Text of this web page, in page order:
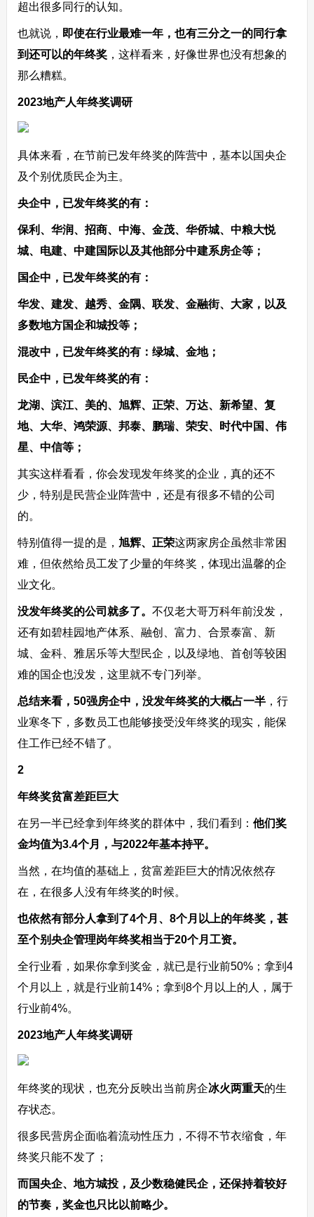
超出很多同行的认知。
也就说， 即使在行业最难一年，也有三分之一的同行拿
到还可以的年终奖，这样看来，好像世界也没有想象的
那么糟糕。
2023地产人年终奖调研
具体来看，在节前已发年终奖的阵营中，基本以国央企
及个别优质民企为主。
央企中，已发年终奖的有：
保利、华润、招商、中海、金茂、华侨城、中粮大悦
城、电建、中建国际以及其他部分中建系房企等；
国企中，已发年终奖的有：
华发、建发、越秀、金隅、联发、金融街、大家，以及
多数地方国企和城投等；
混改中，已发年终奖的有：绿城、金地；
民企中，已发年终奖的有：
龙湖、滨江、美的、旭辉、正荣、万达、新希望、复
地、大华、鸿荣源、邦泰、鹏瑞、荣安、时代中国、伟
星、中信等；
其实这样看看，你会发现发年终奖的企业，真的还不
少，特别是民营企业阵营中，还是有很多不错的公司
的。
特别值得一提的是， 旭辉、正荣这两家房企虽然非常困
难，但依然给员工发了少量的年终奖，体现出温馨的企
业文化。
没发年终奖的公司就多了。 不仅老大哥万科年前没发，
还有如碧桂园地产体系、融创、富力、合景泰富、新
城、金科、雅居乐等大型民企，以及绿地、首创等较困
难的国企也没发，这里就不专门列举。
总结来看，50强房企中，没发年终奖的大概占一半，行
业寒冬下，多数员工也能够接受没年终奖的现实，能保
住工作已经不错了。
2
年终奖贫富差距巨大
在另一半已经拿到年终奖的群体中，我们看到： 他们奖
金均值为3.4个月，与2022年基本持平。
当然，在均值的基础上，贫富差距巨大的情况依然存
在，在很多人没有年终奖的时候。
也依然有部分人拿到了4个月、8个月以上的年终奖，甚
至个别央企管理岗年终奖相当于20个月工资。
全行业看，如果你拿到奖金，就已是行业前50%；拿到4
个月以上，就是行业前14%；拿到8个月以上的人，属于
行业前4%。
2023地产人年终奖调研
年终奖的现状，也充分反映出当前房企冰火两重天的生
存状态。
很多民营房企面临着流动性压力，不得不节衣缩食，年
终奖只能不发了；
而国央企、地方城投，及少数稳健民企，还保持着较好
的节奏，奖金也只比以前略少。